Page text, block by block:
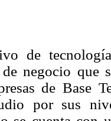
de
de negocio que
de Base
por sus